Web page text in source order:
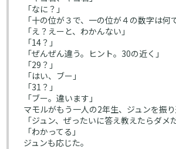
「なに？」
「十の位が３で、一の位が４の数字は何
「え？えーと、わかんない」
「14？」
「ぜんぜん違う。ヒント。30の近く」
「29？」
「はい、ブー」
「31？」
「ブー。違います」
マモルがもう一人の2年生、ジュンを振り
「ジュン、ぜったいに答え教えたらダメ
「わかってる」
ジュンも応じた。